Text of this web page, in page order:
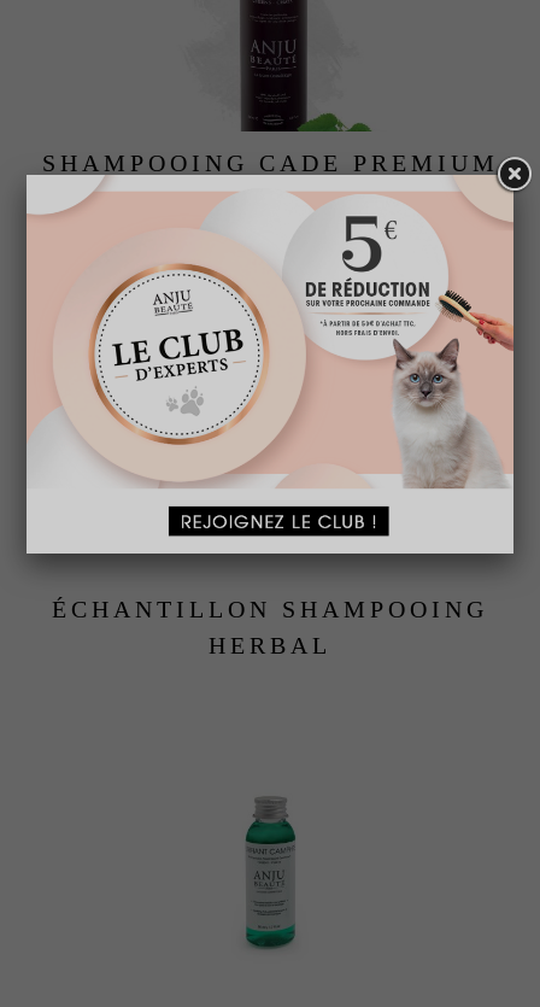
SHAMPOOING CADE PREMIUM
A partir de 15,95 € TTC
ÉCHANTILLON SHAMPOOING
HERBAL